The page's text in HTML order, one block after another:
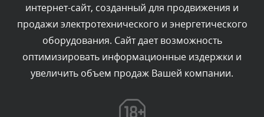
Комментарий проверяется
Текст комментария будет виден после проверки
администратором.
Сегодня, в 04:34
Комментарий проверяется
Текст комментария будет виден после проверки
интернет-сайт, созданный для продвижения и
продажи электротехнического и энергетического
оборудования. Сайт дает возможность
оптимизировать информационные издержки и
увеличить объем продаж Вашей компании.